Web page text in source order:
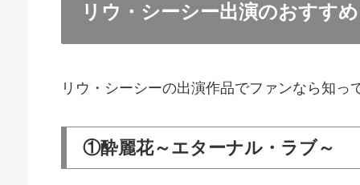
リウ・シーシー出演のおすす
リウ・シーシーの出演作品でファンなら知
①酔麗花～エターナル・ラブ～